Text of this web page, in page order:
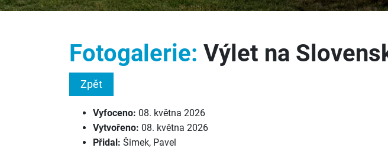
Fotogalerie: Výlet na
Zpět
Vyfoceno: 08. května 2026
Vytvořeno: 08. května 2026
Přidal: Šimek, Pavel